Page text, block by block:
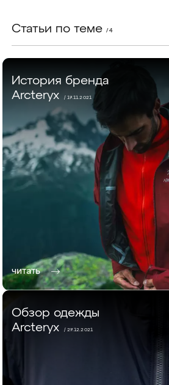
Статьи по теме / 4
История бренда
Arcteryx
/ 17.11.2021
читать
Обзор одежды
Arcteryx
/ 27.12.2021